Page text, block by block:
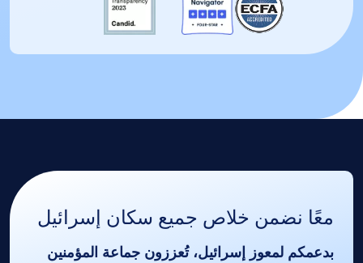
معًا نضمن خلاص جميع سكان إسرائيل
بدعمكم لمعوز إسرائيل، تُعززون جماعة المؤمنين